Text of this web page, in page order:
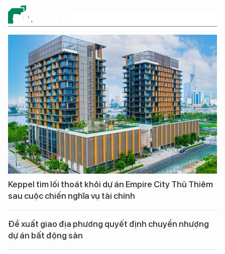
ĐỪNG BỎ LỠ
Keppel tìm lối thoát khỏi dự án Empire City Thủ Thiêm
sau cuộc chiến nghĩa vụ tài chính
Đề xuất giao địa phương quyết định chuyển nhượng
dự án bất động sản